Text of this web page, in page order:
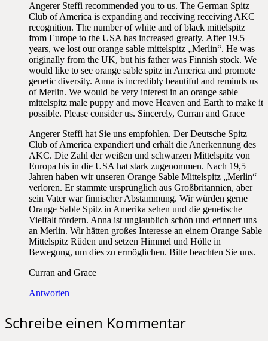
Angerer Steffi recommended you to us. The German Spitz
Club of America is expanding and receiving receiving AKC
recognition. The number of white and of black mittelspitz
from Europe to the USA has increased greatly. After 19.5
years, we lost our orange sable mittelspitz „Merlin“. He was
originally from the UK, but his father was Finnish stock. We
would like to see orange sable spitz in America and promote
genetic diversity. Anna is incredibly beautiful and reminds us
of Merlin. We would be very interest in an orange sable
mittelspitz male puppy and move Heaven and Earth to make it
possible. Please consider us. Sincerely, Curran and Grace
Angerer Steffi hat Sie uns empfohlen. Der Deutsche Spitz
Club of America expandiert und erhält die Anerkennung des
AKC. Die Zahl der weißen und schwarzen Mittelspitz von
Europa bis in die USA hat stark zugenommen. Nach 19,5
Jahren haben wir unseren Orange Sable Mittelspitz „Merlin“
verloren. Er stammte ursprünglich aus Großbritannien, aber
sein Vater war finnischer Abstammung. Wir würden gerne
Orange Sable Spitz in Amerika sehen und die genetische
Vielfalt fördern. Anna ist unglaublich schön und erinnert uns
an Merlin. Wir hätten großes Interesse an einem Orange Sable
Mittelspitz Rüden und setzen Himmel und Hölle in
Bewegung, um dies zu ermöglichen. Bitte beachten Sie uns.
Curran and Grace
Antworten
Schreibe einen Kommentar